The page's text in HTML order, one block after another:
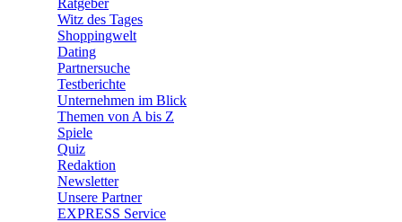
Ratgeber
Witz des Tages
Shoppingwelt
Dating
Partnersuche
Testberichte
Unternehmen im Blick
Themen von A bis Z
Spiele
Quiz
Redaktion
Newsletter
Unsere Partner
EXPRESS Service